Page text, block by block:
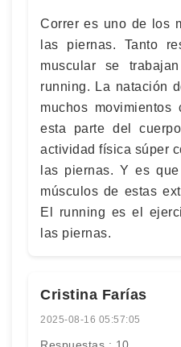
Correr es uno de los
las piernas. Tanto
muscular se
running. La natación
muchos
esta parte del
actividad física súper
las piernas. Y es
músculos de estas
El running es el
las piernas.
Cristina Farías
2025-08-16 05:57:05